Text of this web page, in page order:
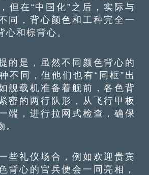
但在“中国化”之后，实际与
同，背心颜色和工种完全一
心和棕背心。
是，虽然不同颜色背心的
不同，但他们也有“同框”出
舰载机准备着舰前，各色背
密的两行队形，从飞行甲板
端，进行拉网式检查，确保
礼仪场合，例如欢迎贵宾
背心的官兵便会一同亮相，